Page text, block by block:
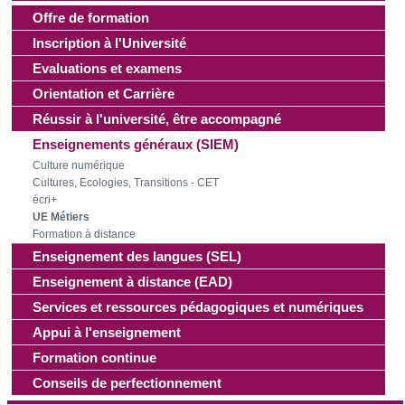
d'autres informations que vous leur avez fournies ou qu'ils
ont collectées lors de votre utilisation de leurs services.
Offre de formation
Inscription à l'Université
Evaluations et examens
Orientation et Carrière
Réussir à l'université, être accompagné
Enseignements généraux (SIEM)
Culture numérique
Cultures, Ecologies, Transitions - CET
écri+
UE Métiers
Formation à distance
Enseignement des langues (SEL)
Enseignement à distance (EAD)
Services et ressources pédagogiques et numériques
Appui à l'enseignement
Formation continue
Conseils de perfectionnement